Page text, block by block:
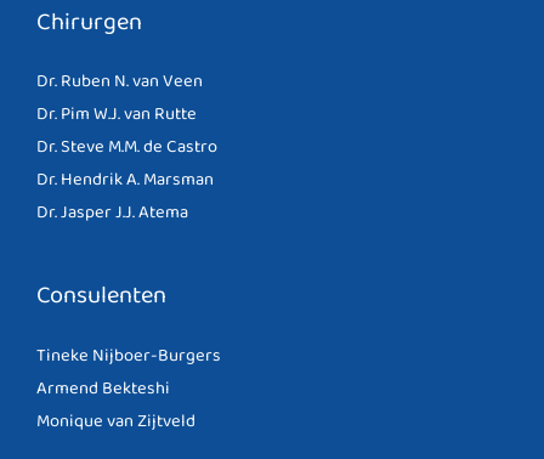
Chirurgen
Dr. Ruben N. van Veen
Dr. Pim W.J. van Rutte
Dr. Steve M.M. de Castro
Dr. Hendrik A. Marsman
Dr. Jasper J.J. Atema
Consulenten
Tineke Nijboer-Burgers
Armend Bekteshi
Monique van Zijtveld